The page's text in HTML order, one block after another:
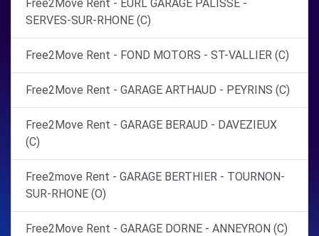
Free2Move Rent - EURL GARAGE PALISSE -
SERVES-SUR-RHONE (C)
Free2Move Rent - FOND MOTORS - ST-VALLIER (C)
Free2Move Rent - GARAGE ARTHAUD - PEYRINS (C)
Free2Move Rent - GARAGE BERAUD - DAVEZIEUX
(C)
Free2move Rent - GARAGE BERTHIER - TOURNON-
SUR-RHONE (O)
Free2Move Rent - GARAGE DORNE - ANNEYRON (C)